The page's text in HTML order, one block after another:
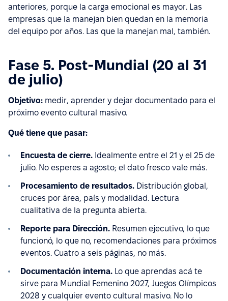
anteriores, porque la carga emocional es mayor. Las
empresas que la manejan bien quedan en la memoria
del equipo por años. Las que la manejan mal, también.
Fase 5. Post-Mundial (20 al 31
de julio)
Objetivo: medir, aprender y dejar documentado para el
próximo evento cultural masivo.
Qué tiene que pasar:
Encuesta de cierre. Idealmente entre el 21 y el 25 de
julio. No esperes a agosto; el dato fresco vale más.
Procesamiento de resultados. Distribución global,
cruces por área, país y modalidad. Lectura
cualitativa de la pregunta abierta.
Reporte para Dirección. Resumen ejecutivo, lo que
funcionó, lo que no, recomendaciones para próximos
eventos. Cuatro a seis páginas, no más.
Documentación interna. Lo que aprendas acá te
sirve para Mundial Femenino 2027, Juegos Olímpicos
2028 y cualquier evento cultural masivo. No lo